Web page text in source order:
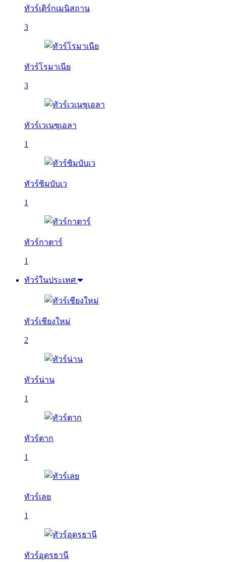
ทัวร์เติร์กเมนิสถาน
3
ทัวร์โรมาเนีย
3
ทัวร์เวเนซุเอลา
1
ทัวร์ซิมบับเว
1
ทัวร์กาตาร์
1
ทัวร์ในประเทศ
ทัวร์เชียงใหม่
2
ทัวร์น่าน
1
ทัวร์ตาก
1
ทัวร์เลย
1
ทัวร์อุดรธานี